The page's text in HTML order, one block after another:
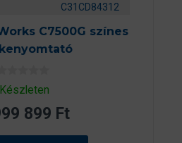
C31CD84312
C7500G színes
0
aKészleten
899 Ft